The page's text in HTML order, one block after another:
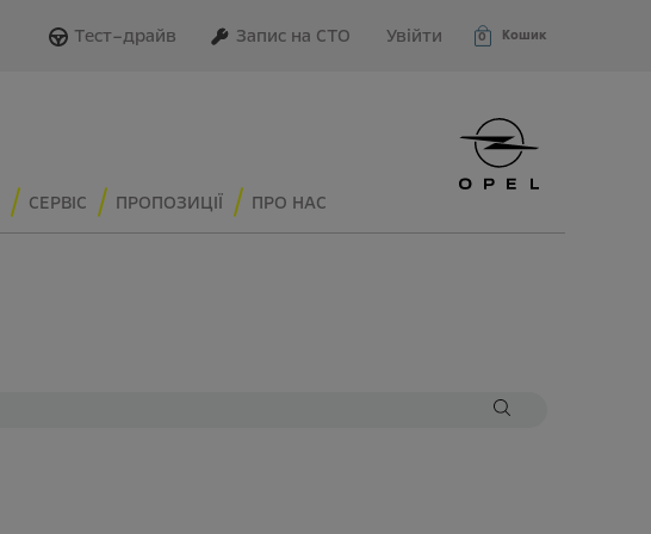
Тест–драйв Запис на СТО Увійти 0 Кошик
СЕРВІС ПРОПОЗИЦІЇ ПРО НАС